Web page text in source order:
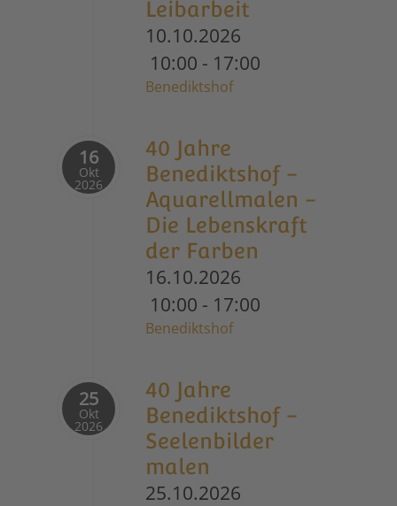
Leibarbeit
10.10.2026
10:00 - 17:00
Benediktshof
16
Okt
2026
40 Jahre
Benediktshof -
Aquarellmalen -
Die Lebenskraft
der Farben
16.10.2026
10:00 - 17:00
Benediktshof
25
Okt
2026
40 Jahre
Benediktshof -
Seelenbilder
malen
25.10.2026